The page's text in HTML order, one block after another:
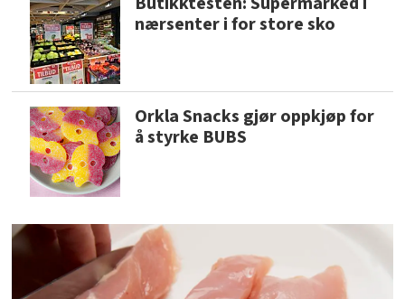
nærsenter i for store sko
Orkla Snacks gjør oppkjøp for
å styrke BUBS